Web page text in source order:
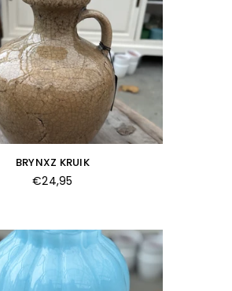
BRYNXZ KRUIK
Normale
€24,95